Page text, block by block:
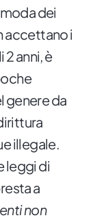
dei
accettano i
2 anni, è
genere da
illegale.
leggi di
a
non